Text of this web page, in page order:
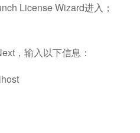
License Wizard进入；
，输入以下信息：